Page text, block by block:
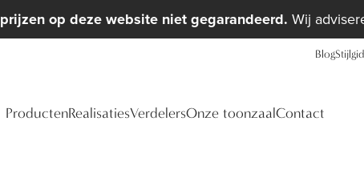
prijzen op deze website niet gegarandeerd. Wij
Blog
ProductenRealisatiesVerdelersOnze toonzaal Contact